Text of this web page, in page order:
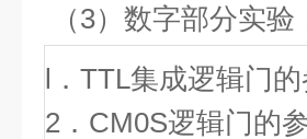
（3）数字
l．TTL集成逻
2．CM0S逻